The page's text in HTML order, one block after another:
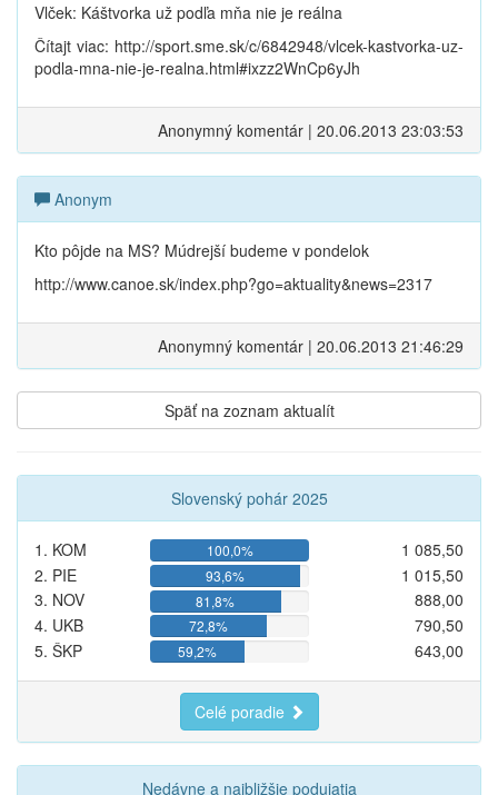
Vlček: Káštvorka už podľa mňa nie je reálna
Čítajt viac: http://sport.sme.sk/c/6842948/vlcek-kastvorka-uz-
podla-mna-nie-je-realna.html#ixzz2WnCp6yJh
Anonymný komentár | 20.06.2013 23:03:53
Anonym
Kto pôjde na MS? Múdrejší budeme v pondelok
http://www.canoe.sk/index.php?go=aktuality&news=2317
Anonymný komentár | 20.06.2013 21:46:29
Späť na zoznam aktualít
Slovenský pohár 2025
1. KOM 100,0%
1 085,50
2. PIE
93,6%
1 015,50
3. NOV
81,8%
888,00
4. UKB
72,8%
790,50
5. ŠKP
59,2% 643,00
Celé poradie
Nedávne a najbližšie podujatia